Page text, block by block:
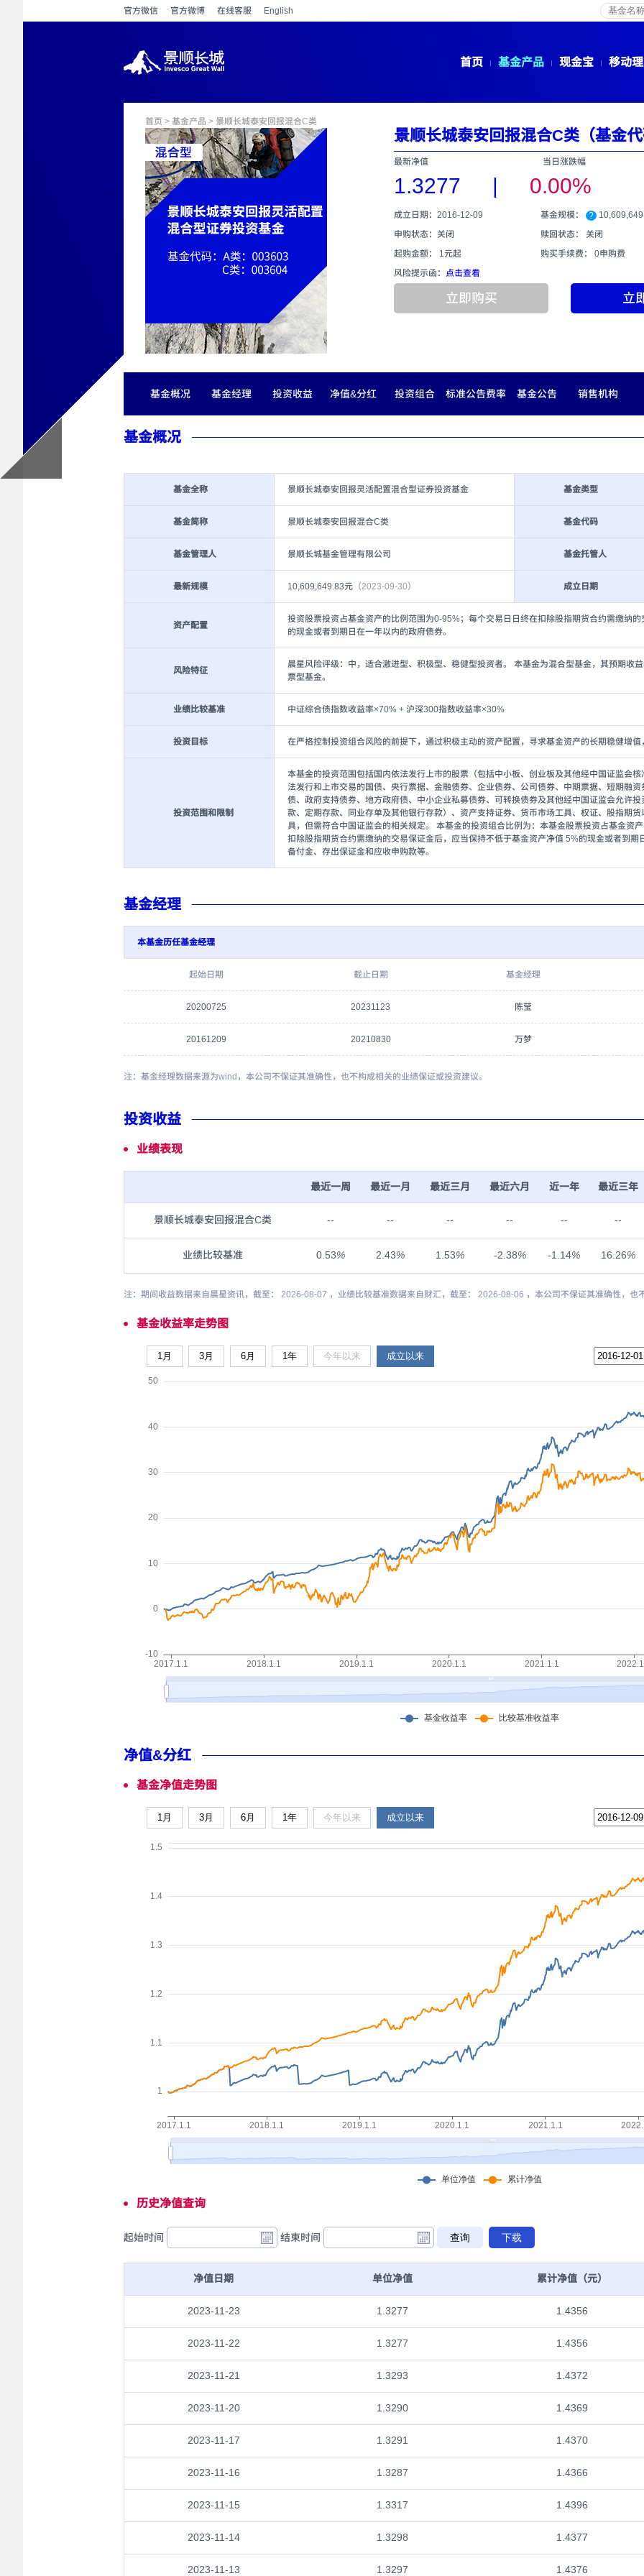
官方微信 官方微博 在线客服 English
首页 基金产品 现金宝 移动
首页 > 基金产品 > 景顺长城泰安回报混合C类
景顺长城泰安回报混合C类（基金
最新净值 当日涨跌幅
1.3277 | 0.00%
成立日期：2016-12-09 基金规模： ?
申购状态：关闭
赎回状态： 关闭
起购金额： 1元起
购买手续费： 0申购费
风险提示函： 点击查看
立即购买 立
基金概况 基金经理 投资收益 净值&分红 投资组合 标准公告费率 基金公告 销售机构
基金概况
基金全称 景顺长城泰安回报灵活配置混合型证券投资基金 基金类型
基金简称 景顺长城泰安回报混合C类 基金代码
基金管理人 景顺长城基金管理有限公司 基金托管人
最新规模 10,609,649.83元 （2023-09-30） 成立日期
资产配置
投资股票投资占基金资产的比例范围为0-95%；每个交易日日终在扣除股指期货合约需缴纳
的现金或者到期日在一年以内的政府债券。
风险特征
晨星风险评级：中，适合激进型、积极型、稳健型投资者。 本基金为混合型基金，其预期收
票型基金。
业绩比较基准 中证综合债指数收益率×70% + 沪深300指数收益率×30%
投资目标 在严格控制投资组合风险的前提下，通过积极主动的资产配置，寻求基金资产的长期稳健增
投资范围和限制
本基金的投资范围包括国内依法发行上市的股票（包括中小板、创业板及其他经中国证监会
法发行和上市交易的国债、央行票据、金融债券、企业债券、公司债券、中期票据、短期融
债、政府支持债券、地方政府债、中小企业私募债券、可转换债券及其他经中国证监会允许
款、定期存款、同业存单及其他银行存款）、资产支持证券、货币市场工具、权证、股指期
具，但需符合中国证监会的相关规定。 本基金的投资组合比例为：本基金股票投资占基金资
扣除股指期货合约需缴纳的交易保证金后，应当保持不低于基金资产净值 5%的现金或者到
备付金、存出保证金和应收申购款等。
基金经理
本基金历任基金经理
起始日期 截止日期 基金经理
20200725 20231123 陈莹
20161209 20210830 万梦
注：基金经理数据来源为wind，本公司不保证其准确性，也不构成相关的业绩保证或投资建议。
投资收益
业绩表现
最近一周 最近一月 最近三月 最近六月 近一年 最近三年
景顺长城泰安回报混合C类 -- -- -- -- -- --
业绩比较基准 0.53% 2.43% 1.53% -2.38% -1.14% 16.26%
注：期间收益数据来自晨星资讯，截至： 2026-08-07 ，业绩比较基准数据来自财汇，截至： 2026-08-06 ，本公司不保证其准确性，也
基金收益率走势图
1月 3月 6月 1年 今年以来 成立以来
净值&分红
基金净值走势图
1月 3月 6月 1年 今年以来 成立以来
历史净值查询
起始时间 结束时间
净值日期 单位净值 累计净值（元）
2023-11-23 1.3277 1.4356
2023-11-22 1.3277 1.4356
2023-11-21 1.3293 1.4372
2023-11-20 1.3290 1.4369
2023-11-17 1.3291 1.4370
2023-11-16 1.3287 1.4366
2023-11-15 1.3317 1.4396
2023-11-14 1.3298 1.4377
2023-11-13 1.3297 1.4376